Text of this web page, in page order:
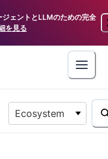
ェントとLLMのための完全
を見る
Ecosystem